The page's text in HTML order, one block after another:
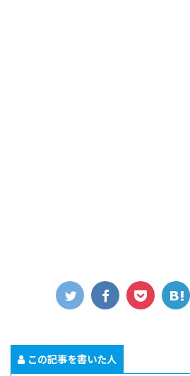
この記事を書いた人